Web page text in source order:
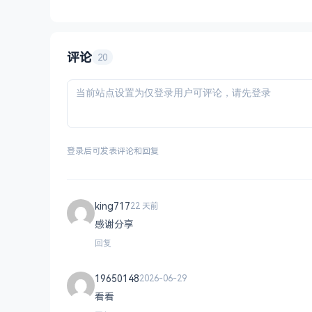
评论 20
登录后可发表评论和回复
king71722 天前
感谢分享
回复
196501482026-06-29
看看